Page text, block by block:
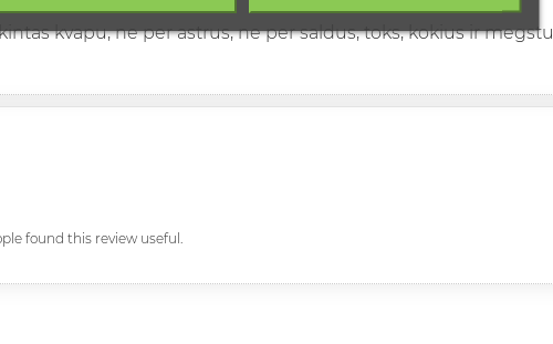
kvapu, ne per astrus, ne per saldus, toks, kokius ir megstu
found this review useful.